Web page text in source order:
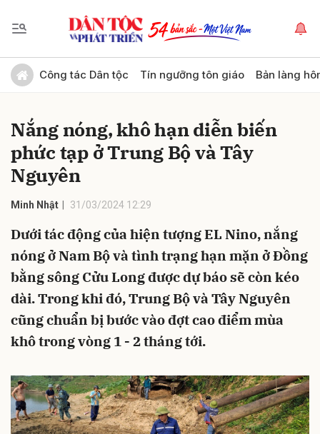
Công tác Dân tộc Tín ngưỡng tôn giáo Bản làng
Nắng nóng, khô hạn diễn biến
phức tạp ở Trung Bộ và Tây
Nguyên
Minh Nhật 31/03/2024 12:29
Dưới tác động của hiện tượng EL Nino, nắng
nóng ở Nam Bộ và tình trạng hạn mặn ở Đồng
bằng sông Cửu Long được dự báo sẽ còn kéo
dài. Trong khi đó, Trung Bộ và Tây Nguyên
cũng chuẩn bị bước vào đợt cao điểm mùa
khô trong vòng 1 - 2 tháng tới.
Gửi bình luận